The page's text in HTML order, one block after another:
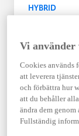
HYBRID
09-2023
Hybrid
409 900 kr
Från 4 920
Vi använder
Cookies används
att leverera
och förbättra hur
att du behåller
ändra dem
Fullständig